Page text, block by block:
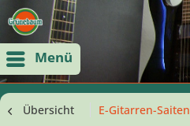
Menü
Übersicht E-Gitarren-Saiten